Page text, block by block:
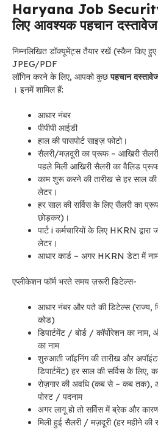
Haryana Job
लिए आवश्यक पहचान
निम्नलिखित डॉक्यूमेंट्स तैयार रखें (स्कैन किए
JPEG/PDF
लॉगिन करने के लिए, आपको कुछपहचान
। इनमें शामिल हैं:
आधार नंबर
पीपीपी आईडी
हाल की पासपोर्ट साइज़ फोटो।
सैलरी/मज़दूरी का प्रूफ – आखिरी
पहले मिली आखिरी सैलरी का वैलिड
काम शुरू करने की तारीख से हर साल
लेटर।
हर साल की सर्विस के लिए सैलरी का
छोड़कर)।
पार्ट i कर्मचारियों के लिए HKRN
लेटर।
आधार कार्ड – अगर HKRN डेटा में
एप्लीकेशन फॉर्म भरते समय ज़रूरी डिटेल्स-
आधार नंबर और पते की डिटेल्स (राज्य,
कोड)
डिपार्टमेंट / बोर्ड / कॉर्पोरेशन का
का नाम
शुरुआती जॉइनिंग की तारीख और
डिपार्टमेंट) हर साल की सर्विस के लिए,
रोज़गार की अवधि (कब से – कब तक),
पोस्ट / पदनाम
अगर लागू हो तो सर्विस में ब्रेक और
मिली हुई सैलरी / मज़दूरी (हर महीने